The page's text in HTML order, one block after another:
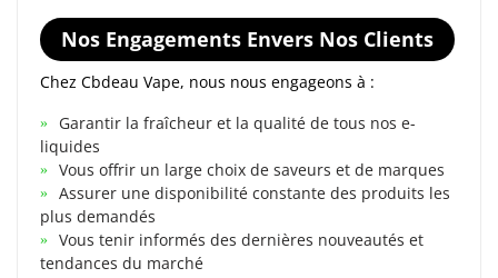
Nos Engagements Envers Nos Clients
Chez Cbdeau Vape, nous nous engageons à :
Garantir la fraîcheur et la qualité de tous nos e-
liquides
Vous offrir un large choix de saveurs et de marques
Assurer une disponibilité constante des produits les
plus demandés
Vous tenir informés des dernières nouveautés et
tendances du marché